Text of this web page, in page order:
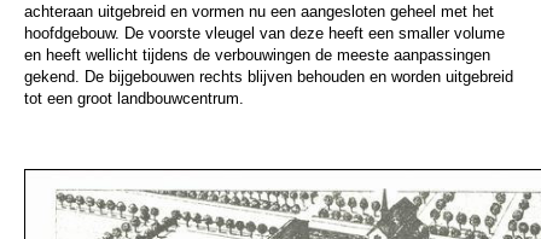
achteraan uitgebreid en vormen nu een aangesloten geheel met het
hoofdgebouw. De voorste vleugel van deze heeft een smaller volume
en heeft wellicht tijdens de verbouwingen de meeste aanpassingen
gekend. De bijgebouwen rechts blijven behouden en worden uitgebreid
tot een groot landbouwcentrum.